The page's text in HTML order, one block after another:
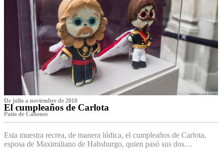
De julio a noviembre de 2018
El cumpleaños de Carlota
Patio de Cañones
Esta muestra recrea, de manera lúdica, el cumpleaños de Carlota,
esposa de Maximiliano de Habsburgo, quien pasó sus dos…